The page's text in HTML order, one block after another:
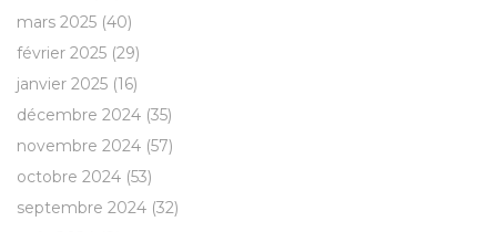
mars 2025 (40)
février 2025 (29)
janvier 2025 (16)
décembre 2024 (35)
novembre 2024 (57)
octobre 2024 (53)
septembre 2024 (32)